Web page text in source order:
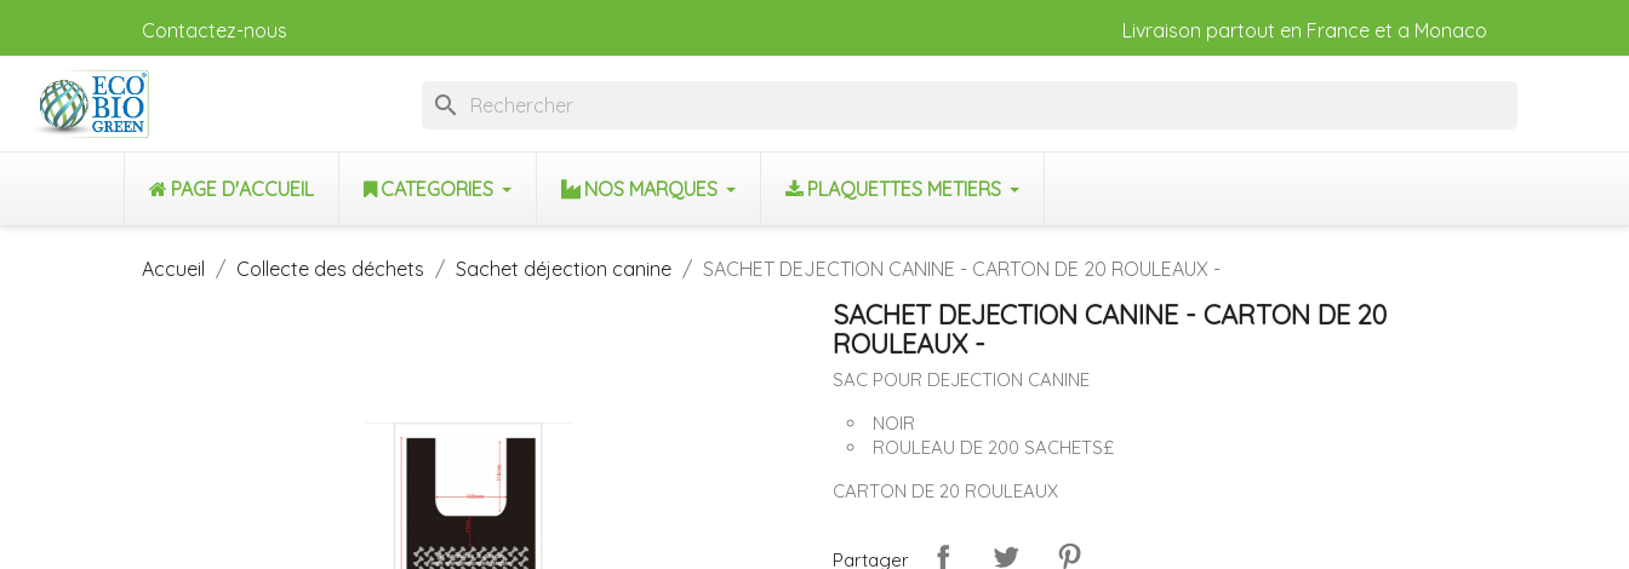
Contactez-nous Livraison partout en France et a Monaco
search
PAGE D'ACCUEIL CATEGORIES NOS MARQUES PLAQUETTES METIERS
Accueil Collecte des déchets Sachet déjection canine SACHET DEJECTION CANINE - CARTON DE 20 ROULEAUX -
SACHET DEJECTION CANINE - CARTON DE 20
ROULEAUX -
SAC POUR DEJECTION CANINE
NOIR
ROULEAU DE 200 SACHETS£
CARTON DE 20 ROULEAUX
Partager